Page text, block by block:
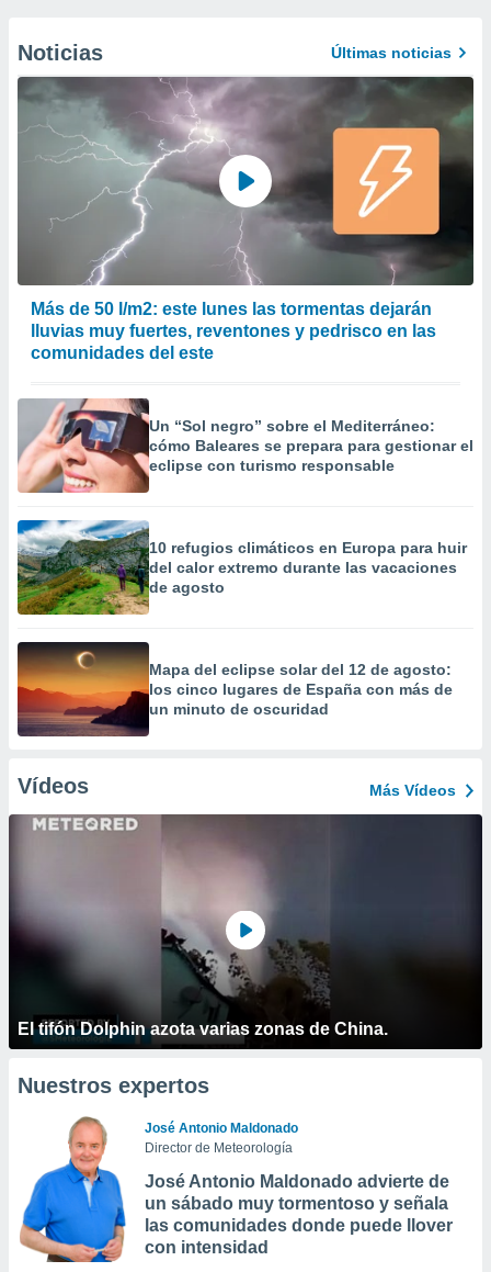
Noticias Últimas noticias
Más de 50 l/m2: este lunes las tormentas dejarán
lluvias muy fuertes, reventones y pedrisco en las
comunidades del este
Un “Sol negro” sobre el Mediterráneo:
cómo Baleares se prepara para gestionar el
eclipse con turismo responsable
10 refugios climáticos en Europa para huir
del calor extremo durante las vacaciones
de agosto
Mapa del eclipse solar del 12 de agosto:
los cinco lugares de España con más de
un minuto de oscuridad
Vídeos Más Vídeos
El tifón Dolphin azota varias zonas de China.
Nuestros expertos
José Antonio Maldonado
Director de Meteorología
José Antonio Maldonado advierte de
un sábado muy tormentoso y señala
las comunidades donde puede llover
con intensidad